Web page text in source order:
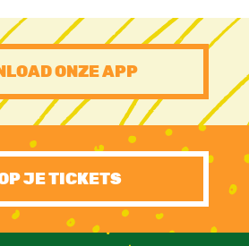
ONZE APP
JE TICKETS